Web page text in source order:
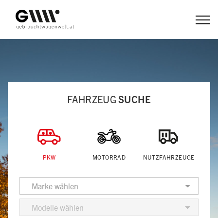
Zum
Inhalt
FAHRZEUG SUCHE
PKW MOTORRAD NUTZFAHRZEUGE
Marke wählen
Modelle wählen